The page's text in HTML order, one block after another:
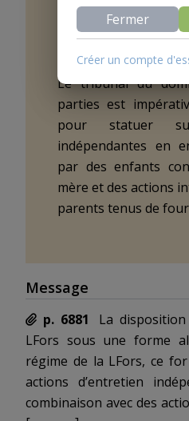
Art.26 Entretien
alimentaire
Le tribunal du
parties est
pour statuer
indépendantes en
par des enfants
mère et des actions
parents tenus de
Message
p. 6881
La
LFors sous une forme
régime de la LFors, ce for
actions d’entretien
combinaison avec des
Fermer
Créer un compte